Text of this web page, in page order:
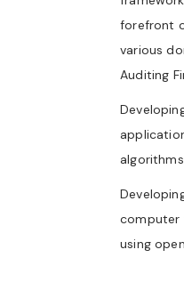
forefront
various
Auditing
computer
using